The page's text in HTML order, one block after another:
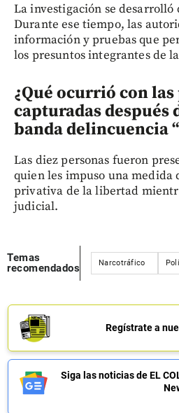
La investigación se desarrolló
Durante ese tiempo, las
información y pruebas que
los presuntos integrantes de
¿Qué ocurrió con
capturadas después
banda delincuencia
Las diez personas fueron
quien les impuso una medida
privativa de la libertad
judicial.
Temas
recomendados
Narcotráfico
Regístrate a
Siga las noticias de EL